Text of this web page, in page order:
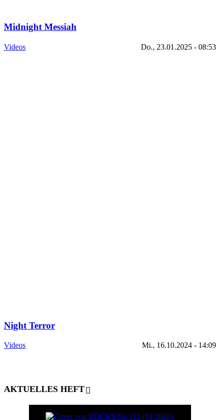
Midnight Messiah
Videos Do., 23.01.2025 - 08:53
Night Terror
Videos Mi., 16.10.2024 - 14:09
AKTUELLES HEFT